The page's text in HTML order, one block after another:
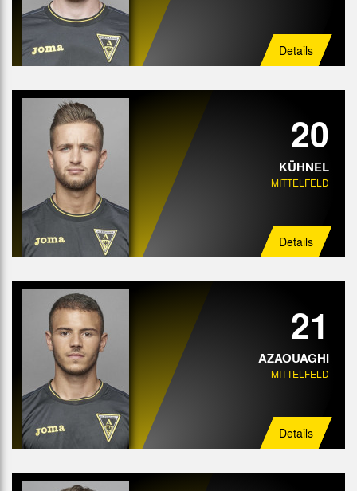
Details
20
KÜHNEL
MITTELFELD
Details
21
AZAOUAGHI
MITTELFELD
Details